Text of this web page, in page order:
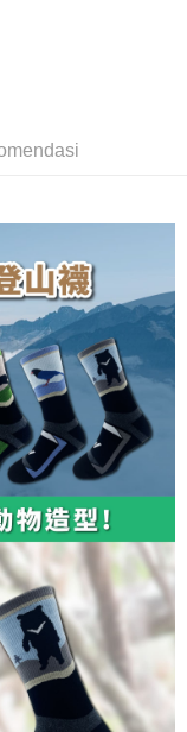
of Taiwan
tambahan.
nombor telefon
tarikh
setelah pembayaran
dan yuran
yang dinyatakan
selepas pesanan
semakan, pesanan
gagal pada
pemarkahan sistem
didedahkan.
secara
SMS peringatan
anda boleh
saluran berikut: kod
pemindahan bank,
Bayar Kemudian
SMS pembayaran
tolak aplikasi
produk. Sila buat
atau perbankan
tolak aplikasi
adalah 14 hari. Walau
Aplikasi AFTEE
tempoh pembayaran
pembayaran anda,
oleh AFTEE. Anda
anda menerima
anda boleh
(cth.: produk
masa yang lebih
pembayaran
pesanan.
pesanan
pesanan
pesanan
pesanan
pesanan